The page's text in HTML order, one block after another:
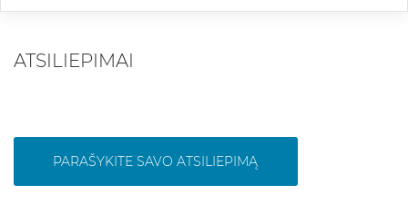
ATSILIEPIMAI
PARAŠYKITE SAVO ATSILIEPIMĄ